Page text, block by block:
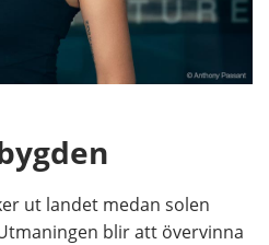
ut landet medan solen
blir att övervinna